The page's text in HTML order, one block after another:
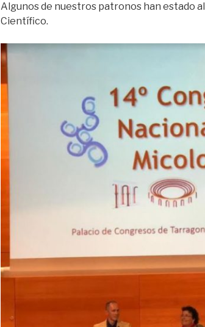
Algunos de nuestros patronos han estado
Científico.